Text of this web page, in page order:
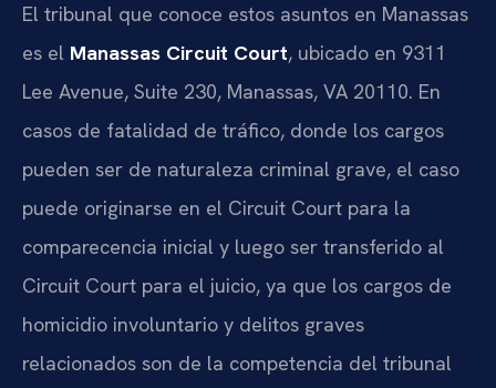
El tribunal que conoce estos asuntos en Manassas
es el Manassas Circuit Court, ubicado en 9311
Lee Avenue, Suite 230, Manassas, VA 20110. En
casos de fatalidad de tráfico, donde los cargos
pueden ser de naturaleza criminal grave, el caso
puede originarse en el Circuit Court para la
comparecencia inicial y luego ser transferido al
Circuit Court para el juicio, ya que los cargos de
homicidio involuntario y delitos graves
relacionados son de la competencia del tribunal